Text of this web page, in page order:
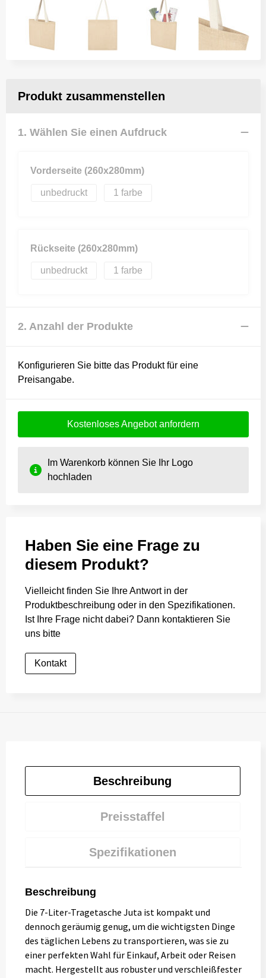
Produkt zusammenstellen
1. Wählen Sie einen Aufdruck
Vorderseite (260x280mm)
unbedruckt 1
Rückseite (260x280mm)
unbedruckt 1
2. Anzahl der Produkte
Konfigurieren Sie bitte das Produkt für eine
Preisangabe.
Kostenloses Angebot anfordern
Im Warenkorb können Sie Ihr Logo
hochladen
Haben Sie eine Frage zu
diesem Produkt?
Vielleicht finden Sie Ihre Antwort in der
Produktbeschreibung oder in den Spezifikationen.
Ist Ihre Frage nicht dabei? Dann kontaktieren Sie
uns bitte
Kontakt
Beschreibung
Preisstaffel
Spezifikationen
Beschreibung
Die 7-Liter-Tragetasche Juta ist kompakt und
dennoch geräumig genug, um die wichtigsten Dinge
des täglichen Lebens zu transportieren, was sie zu
einer perfekten Wahl für Einkauf, Arbeit oder Reisen
macht. Hergestellt aus robuster und verschleißfester